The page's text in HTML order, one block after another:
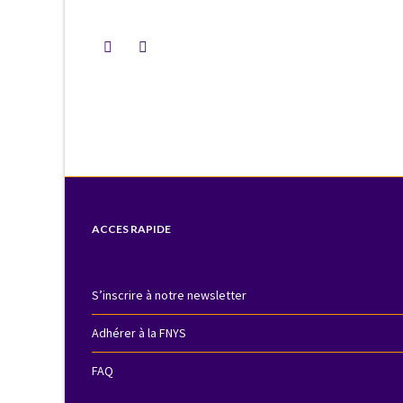
ACCES RAPIDE
S’inscrire à notre newsletter
Adhérer à la FNYS
FAQ